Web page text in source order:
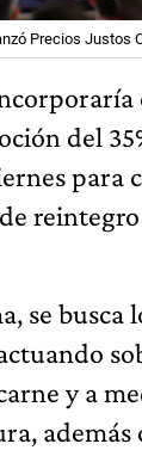
Precios Justos
del
para
se busca
y a
además